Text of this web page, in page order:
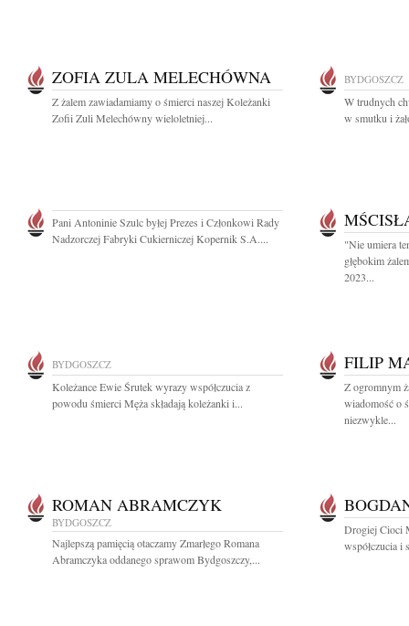
ZOFIA ZULA MELECHÓWNA
Z żalem zawiadamiamy o śmierci naszej Koleżanki
Zofii Zuli Melechówny wieloletniej...
BYDGOSZCZ
W trudnych
w smutku i
Pani Antoninie Szulc byłej Prezes i Członkowi Rady
Nadzorczej Fabryki Cukierniczej Kopernik S.A....
"Nie umiera
głębokim
2023...
BYDGOSZCZ
Koleżance Ewie Śrutek wyrazy współczucia z
powodu śmierci Męża składają koleżanki i...
FILIP
Z ogromnym
wiadomość o
niezwykle...
ROMAN ABRAMCZYK
BYDGOSZCZ
Najlepszą pamięcią otaczamy Zmarłego Romana
Abramczyka oddanego sprawom Bydgoszczy,...
Drogiej Cioci
współczucia i